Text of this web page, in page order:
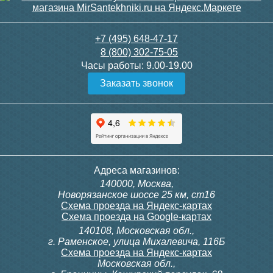
Опрессовочное давление. Опрессовочным
давлением называется максимальное
выдержать в течениикороткого промежутка
времени, например, в течении времени когда
проверяют систему отопления. Оно может
доходить до 20 – 30 атм. Опрессовочное
давление батареи должно на 5 – 6 атм
превышать обычное.
Напольные радиаторы. Напольные
занимают много места и обычно их
устанавливают под низкие оконные проемы.
Они имеют широкую верхнюю поверхность с
перфорацией для выхода чистого воздуха.
Настенные радиаторы. Для установки
настенной батареи нужно вмонтировать
крюки в стену и на них подвесить радиатор.
Во время монтажа необходимо также учесть
вес радиатора, чтобы стена могла выдержать
+7 (495) 648-47-17
8 (800) 302-75-05
Часы работы: 9.00-19.00
Заказать звонок
Адреса магазинов:
140000, Москва,
Новорязанское шоссе 25 км, ст16
Схема проезда на Яндекс-картах
Схема проезда на Google-картах
140108, Московская обл.,
г. Раменское, улица Михалевича, 116Б
Схема проезда на Яндекс-картах
Московская обл.,